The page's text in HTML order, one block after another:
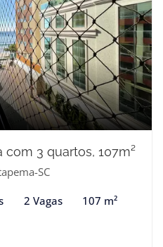
3 quartos, 107m²
SC
2 Vagas 107 m²